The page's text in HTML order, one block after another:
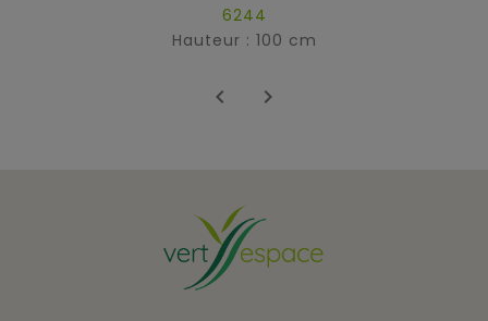
6244
Hauteur : 100 cm
 